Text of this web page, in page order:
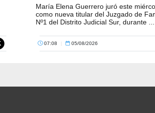
María Elena Guerrero juró este
como nueva titular del Juzgado de
Nº1 del Distrito Judicial Sur, durante ...
07:08 | 05/08/2026